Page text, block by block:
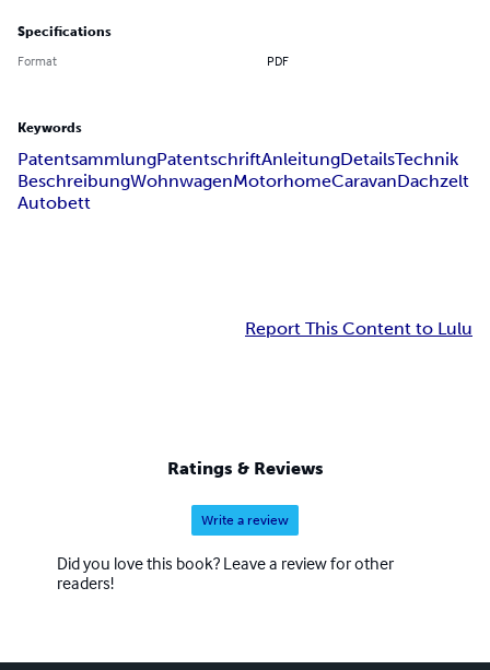
Specifications
Format PDF
Keywords
PatentsammlungPatentschriftAnleitungDetailsTechnik
BeschreibungWohnwagenMotorhomeCaravanDachzelt
Autobett
Report This Content to Lulu
Ratings & Reviews
Write a review
Did you love this book? Leave a review for other
readers!